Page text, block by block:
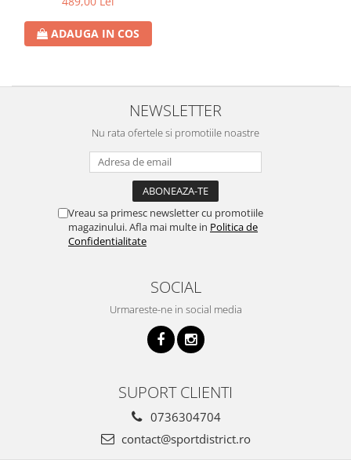
ADAUGA IN COS
NEWSLETTER
Nu rata ofertele si promotiile noastre
Vreau sa primesc newsletter cu promotiile
magazinului. Afla mai multe in Politica de
Confidentialitate
SOCIAL
Urmareste-ne in social media
SUPORT CLIENTI
0736304704
contact@sportdistrict.ro